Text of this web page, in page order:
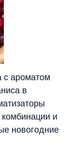
с ароматом
в
и
новогодние